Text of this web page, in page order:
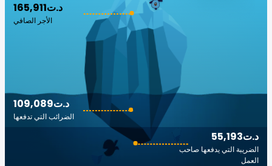
165,911د.ت
الأجر الصافي
55,193د.ت
الضريبة التي يدفعها صاحب
العمل
109,089د.ت
الضرائب التي تدفعها